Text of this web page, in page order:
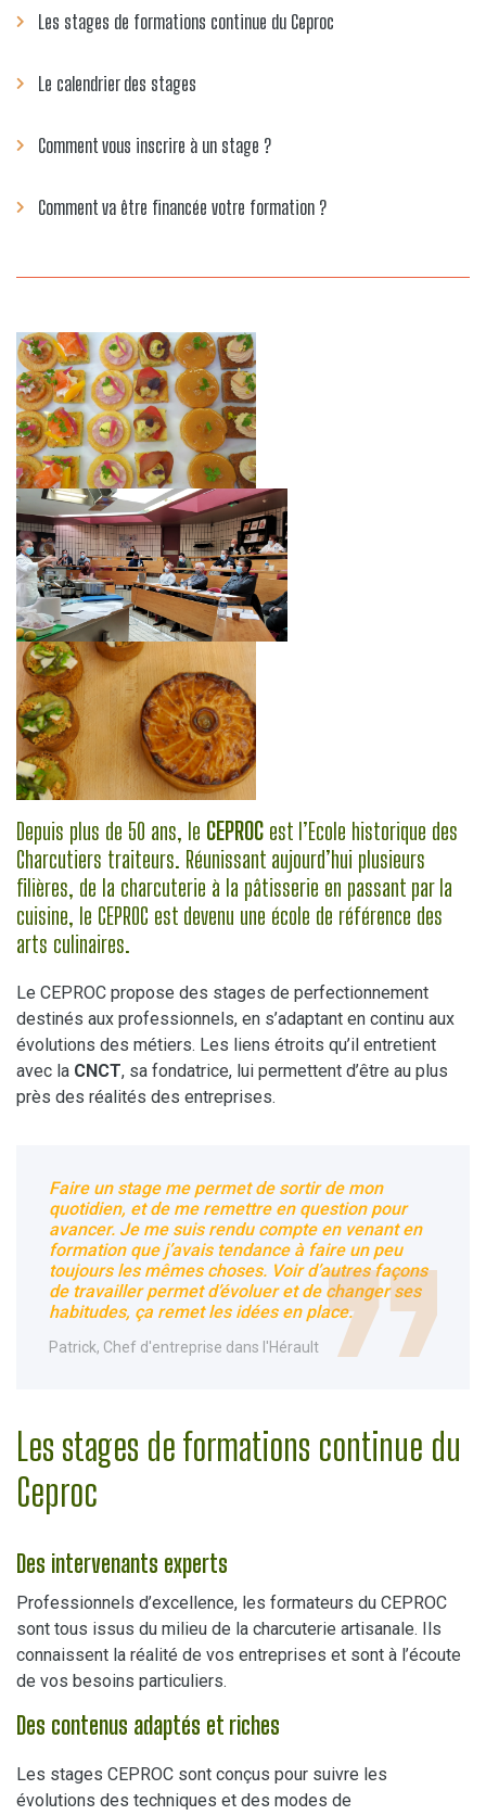
Les stages de formations continue du Ceproc
Le calendrier des stages
Comment vous inscrire à un stage ?
Comment va être financée votre formation ?
Depuis plus de 50 ans, le CEPROC est l’Ecole historique des
Charcutiers traiteurs. Réunissant aujourd’hui plusieurs
filières, de la charcuterie à la pâtisserie en passant par la
cuisine, le CEPROC est devenu une école de référence des
arts culinaires.
Le CEPROC propose des stages de perfectionnement
destinés aux professionnels, en s’adaptant en continu aux
évolutions des métiers. Les liens étroits qu’il entretient
avec la CNCT, sa fondatrice, lui permettent d’être au plus
près des réalités des entreprises.
Faire un stage me permet de sortir de mon
quotidien, et de me remettre en question pour
avancer. Je me suis rendu compte en venant en
formation que j’avais tendance à faire un peu
toujours les mêmes choses. Voir d’autres façons
de travailler permet d’évoluer et de changer ses
habitudes, ça remet les idées en place.
Patrick, Chef d'entreprise dans l'Hérault
Les stages de formations continue du
Ceproc
Des intervenants experts
Professionnels d’excellence, les formateurs du CEPROC
sont tous issus du milieu de la charcuterie artisanale. Ils
connaissent la réalité de vos entreprises et sont à l’écoute
de vos besoins particuliers.
Des contenus adaptés et riches
Les stages CEPROC sont conçus pour suivre les
évolutions des techniques et des modes de